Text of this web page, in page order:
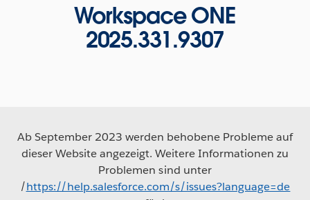
Workspace ONE
2025.331.9307
Ab September 2023 werden behobene Probleme auf
dieser Website angezeigt. Weitere Informationen zu
Problemen sind unter
/https://help.salesforce.com/s/issues?language=de